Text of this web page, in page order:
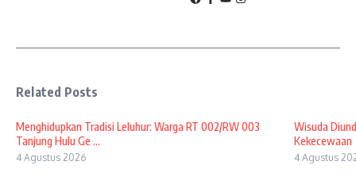
Related Posts
Menghidupkan Tradisi Leluhur: Warga RT 002/RW 003
Tanjung Hulu Ge ...
4 Agustus 2026
Wisuda
Kekecewaan
4 Agustus